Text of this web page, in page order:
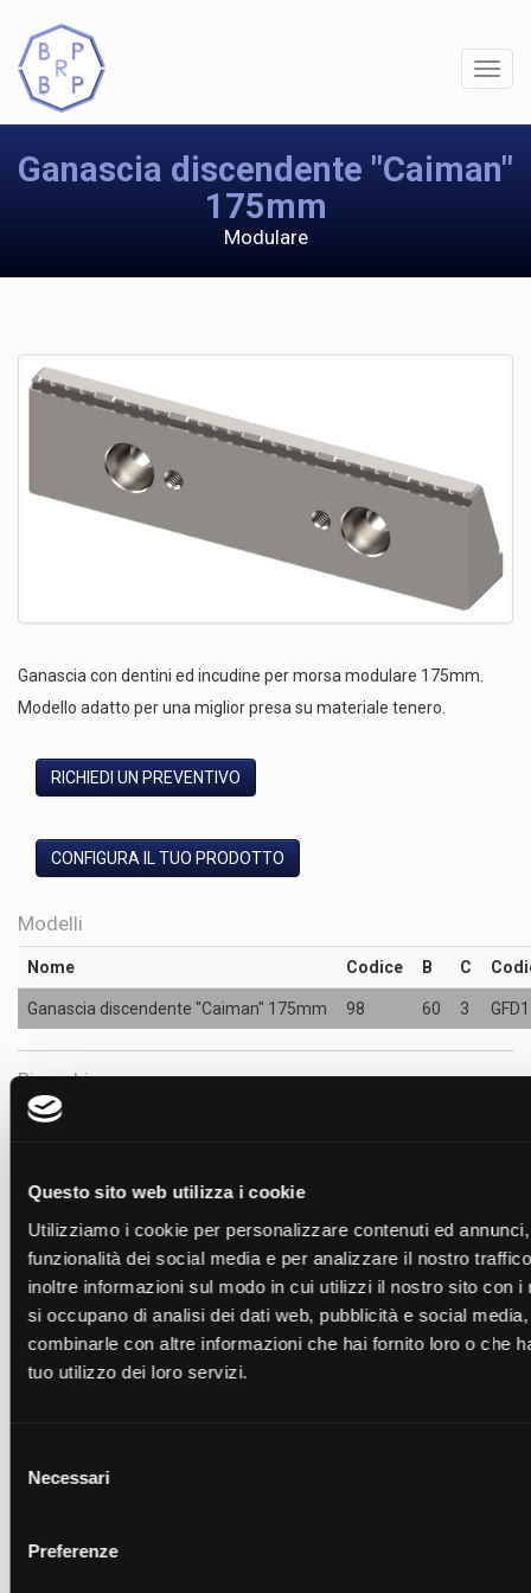
Questo sito web utilizza i cookie
Utilizziamo i cookie per personalizzare contenuti ed
funzionalità dei social media e per analizzare il nostro
inoltre informazioni sul modo in cui utilizzi il nostro sito con i
si occupano di analisi dei dati web, pubblicità e social
combinarle con altre informazioni che hai fornito loro o che
tuo utilizzo dei loro servizi.
delNecessari
Preferenze
Ganascia discendente "Caiman"
175mm
Modulare
Ganascia con dentini ed incudine per morsa modulare 175mm.
Modello adatto per una miglior presa su materiale tenero.
RICHIEDI UN PREVENTIVO
CONFIGURA IL TUO PRODOTTO
Modelli
Nome Codice B C
Ganascia discendente "Caiman" 175mm 98 60 3
Ricambi
Carro mobile GD 175mm(CGD175.N)
Portaganasce GD 175mm (PGD175.N)
Portaganasce GD 175mm(PGD175.M)
Richiedi un preventivo per il
Compila il modulo per inviarci una richiesta